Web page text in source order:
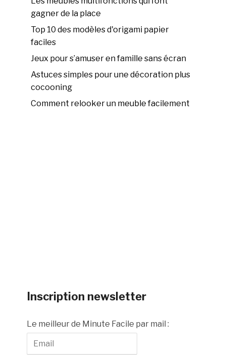
gagner de la place
Top 10 des modèles d'origami papier
faciles
Jeux pour s’amuser en famille sans écran
Astuces simples pour une décoration plus
cocooning
Comment relooker un meuble facilement
Inscription newsletter
Le meilleur de Minute Facile par mail :